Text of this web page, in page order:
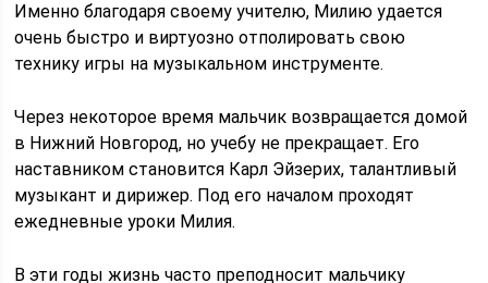
Именно благодаря своему учителю, Милию удается
очень быстро и виртуозно отполировать свою
технику игры на музыкальном инструменте.
Через некоторое время мальчик возвращается домой
в Нижний Новгород, но учебу не прекращает. Его
наставником становится Карл Эйзерих, талантливый
музыкант и дирижер. Под его началом проходят
ежедневные уроки Милия.
В эти годы жизнь часто преподносит мальчику